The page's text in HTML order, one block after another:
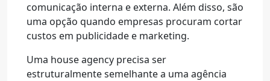
comunicação interna e externa. Além disso, são
uma opção quando empresas procuram cortar
custos em publicidade e marketing.
Uma house agency precisa ser
estruturalmente semelhante a uma agência